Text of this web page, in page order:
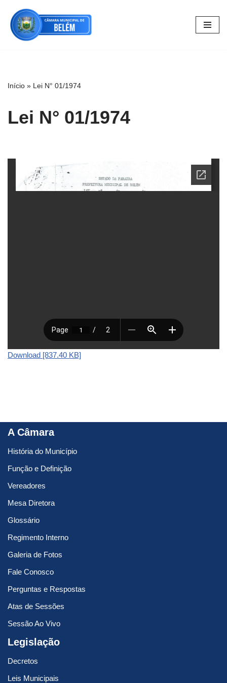
Pular
para
Início » Lei N° 01/1974
Lei N° 01/1974
Download [837.40 KB]
A Câmara
História do Município
Função e Definição
Vereadores
Mesa Diretora
Glossário
Regimento Interno
Galeria de Fotos
Fale Conosco
Perguntas e Respostas
Atas de Sessões
Sessão Ao Vivo
Legislação
Decretos
Leis Municipais